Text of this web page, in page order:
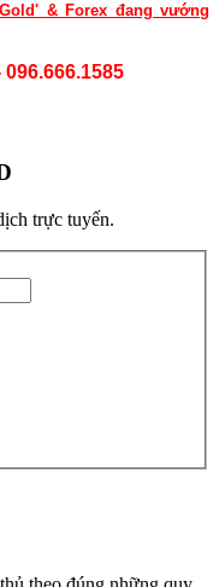
& Forex đang vướng
096.666.1585
trực tuyến.